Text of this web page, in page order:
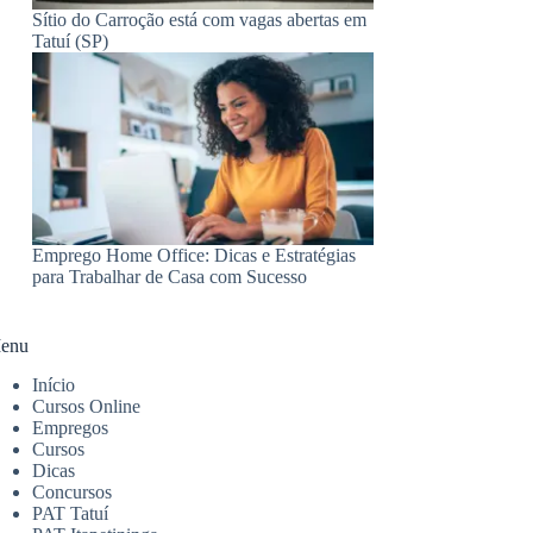
Sítio do Carroção está com vagas abertas em
Tatuí (SP)
Emprego Home Office: Dicas e Estratégias
para Trabalhar de Casa com Sucesso
Início
Cursos Online
Empregos
Cursos
Dicas
Concursos
PAT Tatuí